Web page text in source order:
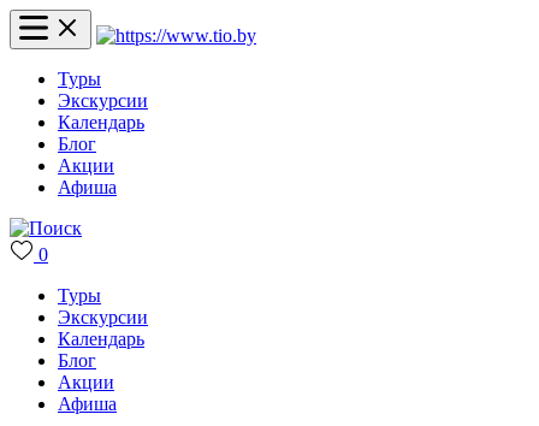
Туры
Экскурсии
Календарь
Блог
Акции
Афиша
0
Туры
Экскурсии
Календарь
Блог
Акции
Афиша